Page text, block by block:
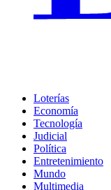
Loterías
Economía
Tecnología
Judicial
Política
Entretenimiento
Mundo
Multimedia